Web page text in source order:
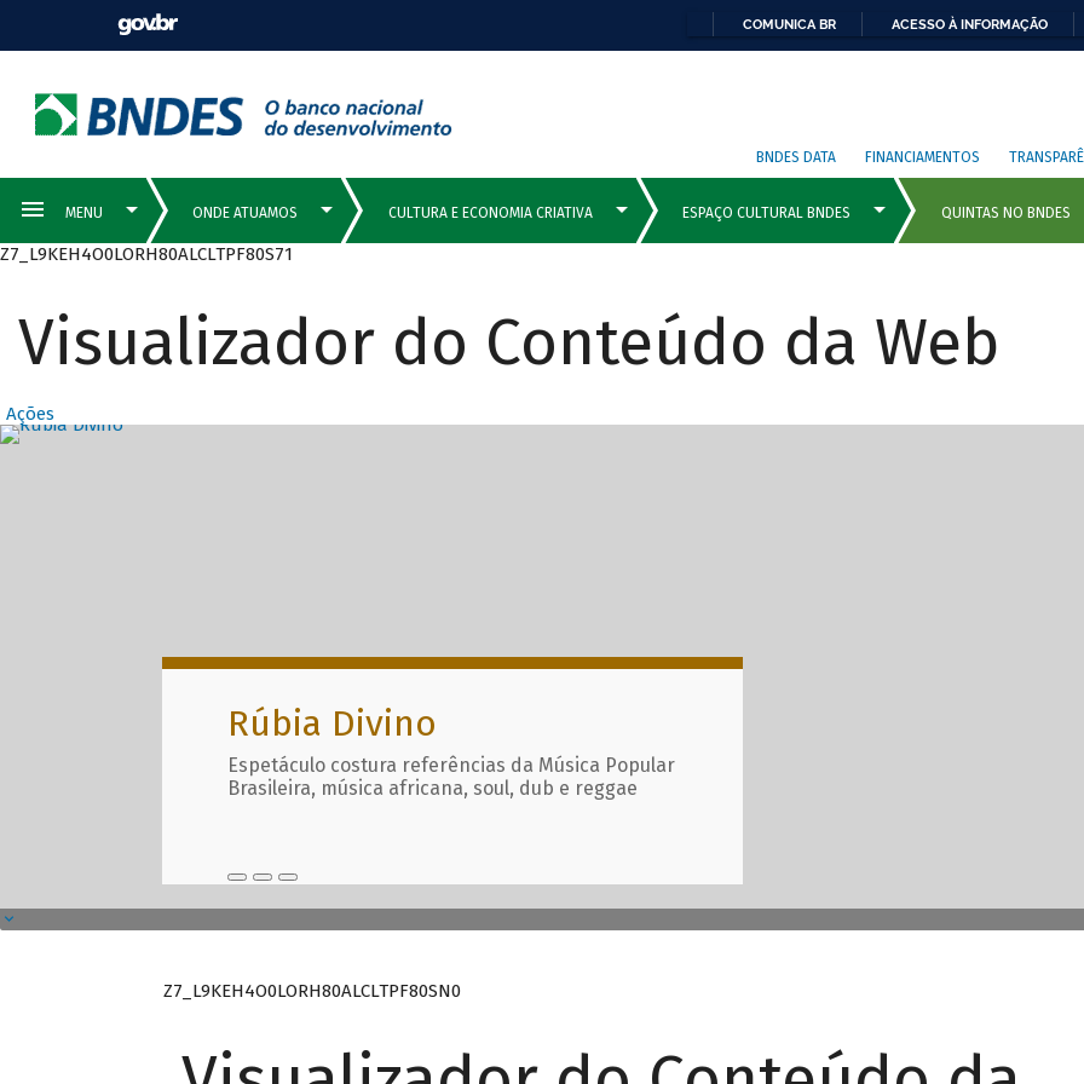
COMUNICA BR ACESSO À INFORMAÇÃO
BNDES DATA FINANCIAMENTOS
Z7_L9KEH4O0LORH80ALCLTPF80S71
Visualizador do Conteúdo da Web
Ações
Destaques Principais com
Rúbia Divino
Espetáculo costura referências da Música Popular
Brasileira, música africana, soul, dub e reggae
Z7_L9KEH4O0LORH80ALCLTPF80SN0